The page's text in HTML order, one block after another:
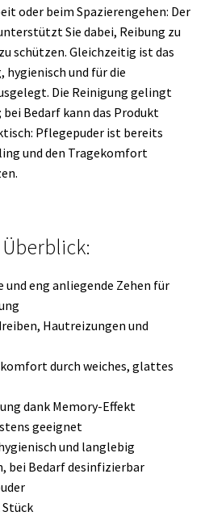
oder beim Spazierengehen: Der
Sie dabei, Reibung zu
schützen. Gleichzeitig ist das
und für die
Die Reinigung gelingt
Bedarf kann das Produkt
Pflegepuder ist bereits
und den Tragekomfort
eng anliegende Zehen für
Hautreizungen und
durch weiches, glattes
dank Memory-Effekt
geeignet
und langlebig
bei Bedarf desinfizierbar
Stück